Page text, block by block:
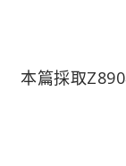
本篇採取